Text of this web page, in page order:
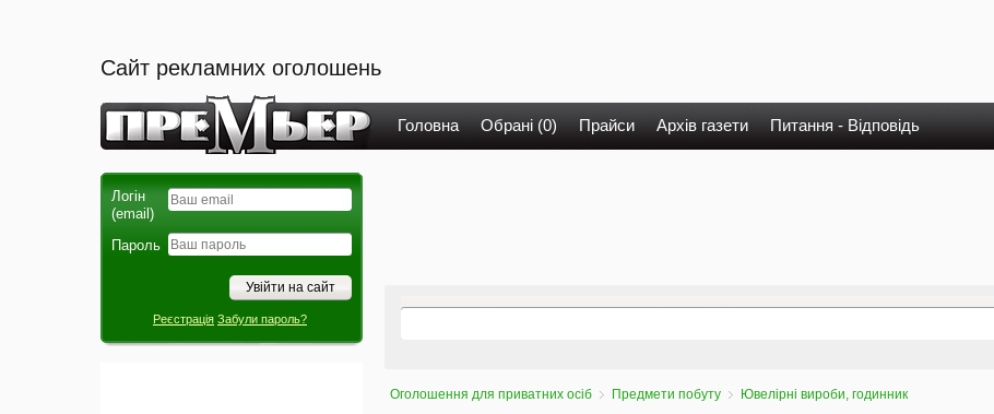
Сайт рекламних оголошень
Головна Обрані (0) Прайси Архів газети Питання - Відповідь
Логін
(email)
Пароль
Реєстрація Забули пароль?
Оголошення для приватних осіб Предмети побуту Ювелірні вироби, годинник